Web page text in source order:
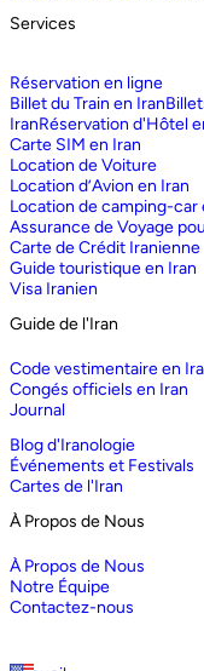
Services
Réservation en ligne
Billet du Train en Iran
IranRéservation d'Hôtel
Carte SIM en Iran
Location de Voiture
Location d’Avion en Iran
Location de camping-car
Assurance de Voyage
Carte de Crédit Iranienne
Guide touristique en Iran
Visa Iranien
Guide de l'Iran
Code vestimentaire en
Congés officiels en Iran
Journal
Blog d'Iranologie
Événements et Festivals
Cartes de l'Iran
À Propos de Nous
À Propos de Nous
Notre Équipe
Contactez-nous